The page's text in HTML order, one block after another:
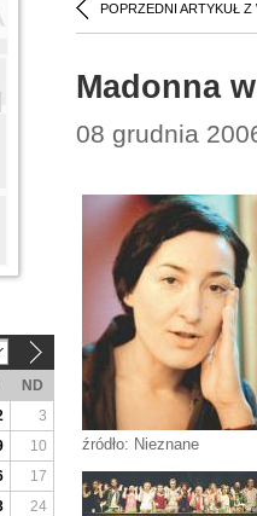
POPRZEDNI ARTYKUŁ Z
Madonna
08 grudnia
źródło: Nieznane
ND
3
10
17
24